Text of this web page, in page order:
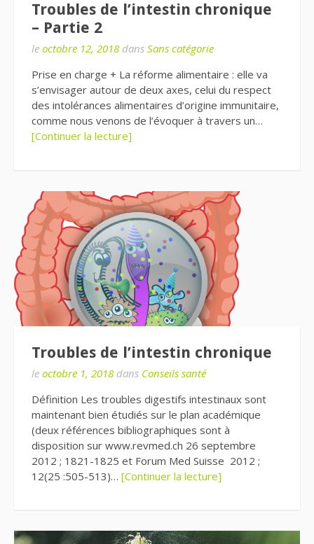
Troubles de l’intestin chronique
– Partie 2
le octobre 12, 2018 dans Sans catégorie
Prise en charge + La réforme alimentaire : elle va
s’envisager autour de deux axes, celui du respect
des intolérances alimentaires d’origine immunitaire,
comme nous venons de l’évoquer à travers un…
[Continuer la lecture]
Troubles de l’intestin chronique
le octobre 1, 2018 dans Conseils santé
Définition Les troubles digestifs intestinaux sont
maintenant bien étudiés sur le plan académique
(deux références bibliographiques sont à
disposition sur www.revmed.ch 26 septembre
2012 ; 1821-1825 et Forum Med Suisse 2012 ;
12(25 :505-513)… [Continuer la lecture]